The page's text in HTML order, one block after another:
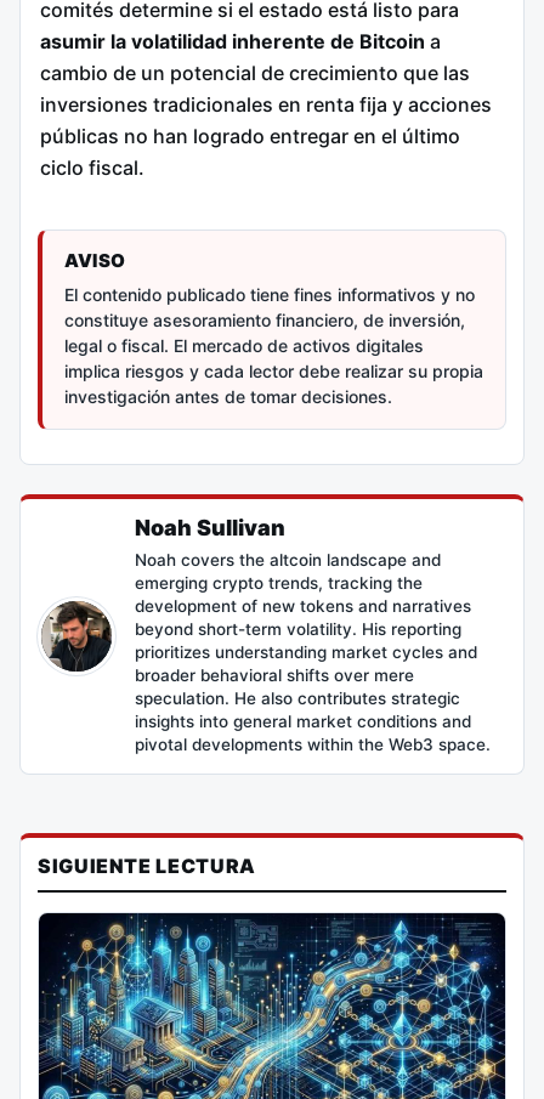
comités determine si el estado está listo para
asumir la volatilidad inherente de Bitcoin a
cambio de un potencial de crecimiento que las
inversiones tradicionales en renta fija y acciones
públicas no han logrado entregar en el último
ciclo fiscal.
AVISO
El contenido publicado tiene fines informativos y no
constituye asesoramiento financiero, de inversión,
legal o fiscal. El mercado de activos digitales
implica riesgos y cada lector debe realizar su propia
investigación antes de tomar decisiones.
Noah Sullivan
Noah covers the altcoin landscape and
emerging crypto trends, tracking the
development of new tokens and narratives
beyond short-term volatility. His reporting
prioritizes understanding market cycles and
broader behavioral shifts over mere
speculation. He also contributes strategic
insights into general market conditions and
pivotal developments within the Web3 space.
SIGUIENTE LECTURA